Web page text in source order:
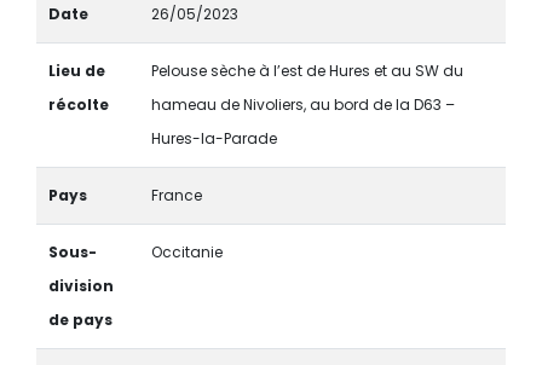
Date 26/05/2023
Lieu de
récolte
Pelouse sèche à l’est de Hures et au SW du
hameau de Nivoliers, au bord de la D63 –
Hures-la-Parade
Pays France
Sous-
division
de pays
Occitanie